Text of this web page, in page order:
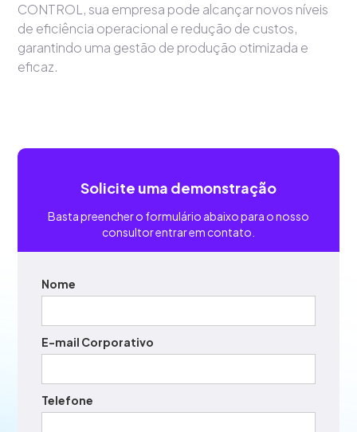
CONTROL, sua empresa pode alcançar novos níveis
de eficiência operacional e redução de custos,
garantindo uma gestão de produção otimizada e
eficaz.
Solicite uma demonstração
Basta preencher o formulário abaixo para o nosso
consultor entrar em contato.
Nome
E-mail Corporativo
Telefone